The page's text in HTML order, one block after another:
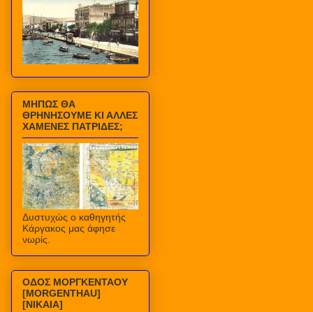
ΜΗΠΩΣ ΘΑ
ΘΡΗΝΗΣΟΥΜΕ ΚΙ ΑΛΛΕΣ
ΧΑΜΕΝΕΣ ΠΑΤΡΙΔΕΣ;
Δυστυχώς ο καθηγητής
Κάργακος μας άφησε
νωρίς.
ΟΔΟΣ ΜΟΡΓΚΕΝΤΑΟΥ
[MORGENTHAU]
[ΝΙΚΑΙΑ]